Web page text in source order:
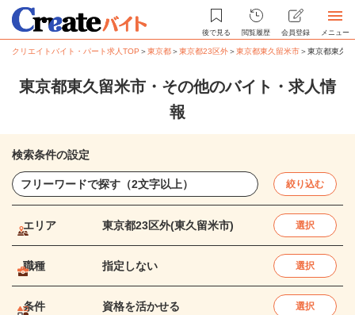
後で見る 閲覧履歴 会員登録 メニュー
クリエイトバイト・パート求人TOP ＞東京都＞東京都23区外＞東京都東久留米市＞東京都東久
東京都東久留米市・その他のバイト・求人情
報
検索条件の設定
絞り込む
エリア 東京都23区外(東久留米市) 選択
職種 指定しない 選択
条件 資格を活かせる 選択